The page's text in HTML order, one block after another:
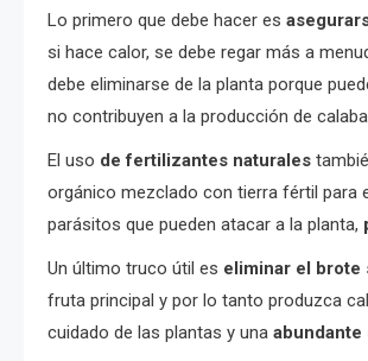
Lo primero que debe hacer es
si hace calor, se debe regar más a
debe eliminarse de la planta porque
no contribuyen a la producción de
El uso de fertilizantes naturales
orgánico mezclado con tierra fértil para
parásitos que pueden atacar a la planta,
Un último truco útil es eliminar el brote
fruta principal y por lo tanto produzca
cuidado de las plantas y una